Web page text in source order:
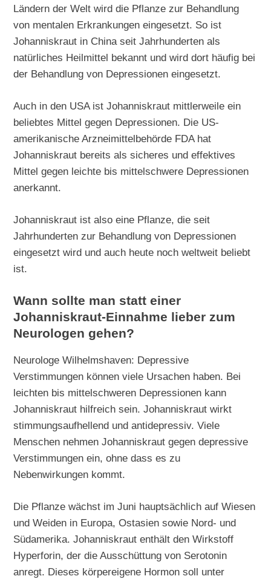
Ländern der Welt wird die Pflanze zur Behandlung
von mentalen Erkrankungen eingesetzt. So ist
Johanniskraut in China seit Jahrhunderten als
natürliches Heilmittel bekannt und wird dort häufig bei
der Behandlung von Depressionen eingesetzt.
Auch in den USA ist Johanniskraut mittlerweile ein
beliebtes Mittel gegen Depressionen. Die US-
amerikanische Arzneimittelbehörde FDA hat
Johanniskraut bereits als sicheres und effektives
Mittel gegen leichte bis mittelschwere Depressionen
anerkannt.
Johanniskraut ist also eine Pflanze, die seit
Jahrhunderten zur Behandlung von Depressionen
eingesetzt wird und auch heute noch weltweit beliebt
ist.
Wann sollte man statt einer
Johanniskraut-Einnahme lieber zum
Neurologen gehen?
Neurologe Wilhelmshaven: Depressive
Verstimmungen können viele Ursachen haben. Bei
leichten bis mittelschweren Depressionen kann
Johanniskraut hilfreich sein. Johanniskraut wirkt
stimmungsaufhellend und antidepressiv. Viele
Menschen nehmen Johanniskraut gegen depressive
Verstimmungen ein, ohne dass es zu
Nebenwirkungen kommt.
Die Pflanze wächst im Juni hauptsächlich auf Wiesen
und Weiden in Europa, Ostasien sowie Nord- und
Südamerika. Johanniskraut enthält den Wirkstoff
Hyperforin, der die Ausschüttung von Serotonin
anregt. Dieses körpereigene Hormon soll unter